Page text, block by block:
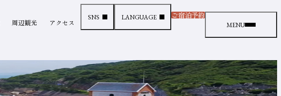
周辺観光 アクセス
SNS LANGUAGE ご宿泊予約（新しいタブで開きます
メニュー